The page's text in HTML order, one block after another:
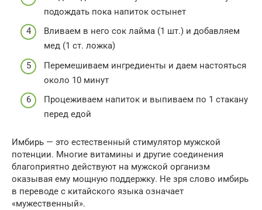
подождать пока напиток остынет
Вливаем в него сок лайма (1 шт.) и добавляем
мед (1 ст. ложка)
Перемешиваем ингредиенты и даем настояться
около 10 минут
Процеживаем напиток и выпиваем по 1 стакану
перед едой
Имбирь — это естественный стимулятор мужской
потенции. Многие витамины и другие соединения
благоприятно действуют на мужской организм
оказывая ему мощную поддержку. Не зря слово имбирь
в переводе с китайского языка означает
«мужественный».